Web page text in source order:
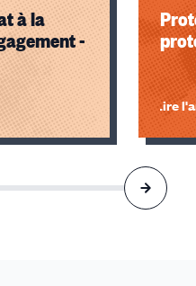
à la
-
Lire